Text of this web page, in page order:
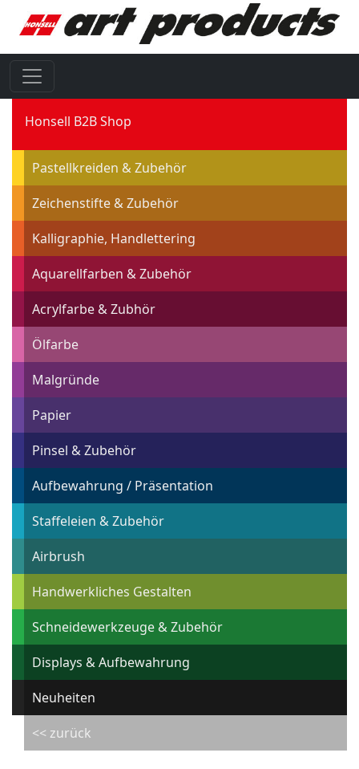
Honsell B2B Shop
Pastellkreiden & Zubehör
Zeichenstifte & Zubehör
Kalligraphie, Handlettering
Aquarellfarben & Zubehör
Acrylfarbe & Zubhör
Ölfarbe
Malgründe
Papier
Pinsel & Zubehör
Aufbewahrung / Präsentation
Staffeleien & Zubehör
Airbrush
Handwerkliches Gestalten
Schneidewerkzeuge & Zubehör
Displays & Aufbewahrung
Neuheiten
<< zurück